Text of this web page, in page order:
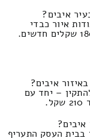
איבים?
איור כבדי
איבים?
– יחד עם
בבית העסק התעריף